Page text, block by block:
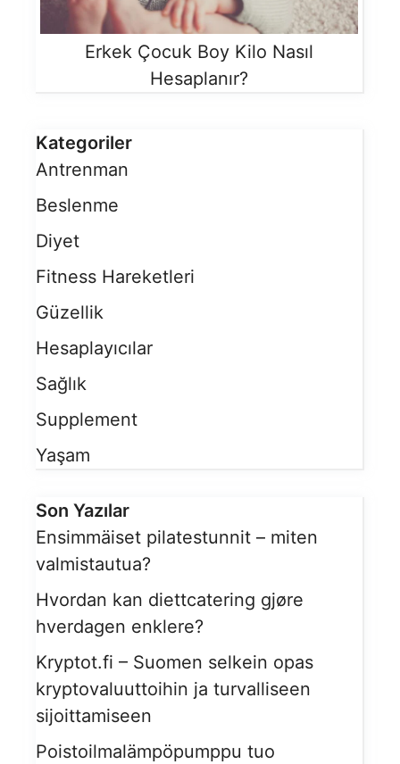
Erkek Çocuk Boy Kilo Nasıl
Hesaplanır?
Kategoriler
Antrenman
Beslenme
Diyet
Fitness Hareketleri
Güzellik
Hesaplayıcılar
Sağlık
Supplement
Yaşam
Son Yazılar
Ensimmäiset pilatestunnit – miten
valmistautua?
Hvordan kan diettcatering gjøre
hverdagen enklere?
Kryptot.fi – Suomen selkein opas
kryptovaluuttoihin ja turvalliseen
sijoittamiseen
Poistoilmalämpöpumppu tuo